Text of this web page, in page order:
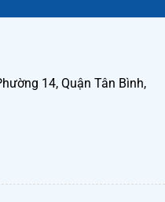
14, Quận Tân Bình,